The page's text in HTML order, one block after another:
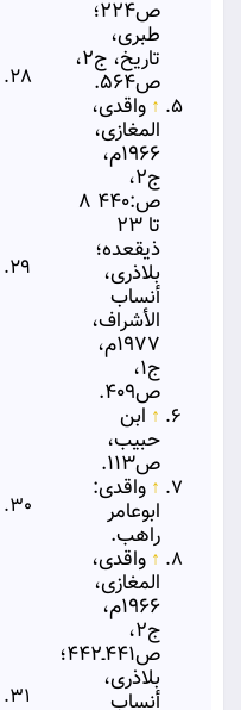
ص۲۲۴؛
طبری،
تاریخ، ج۲،
ص۵۶۴.
↑ واقدی،
المغازی،
۱۹۶۶م،
ج۲،
ص:۴۴۰ ۸
تا ۲۳
ذیقعده؛
بلاذری،
أنساب
الأشراف،
۱۹۷۷م،
ج۱،
ص۴۰۹.
↑ ابن
حبیب،
ص۱۱۳.
↑ واقدی:
ابوعامر
راهب.
↑ واقدی،
المغازی،
۱۹۶۶م،
ج۲،
ص۴۴۱ـ۴۴۲؛
بلاذری،
أنساب